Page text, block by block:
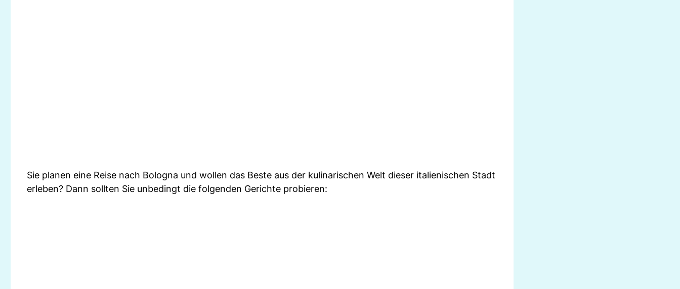
Sie planen eine Reise nach Bologna und wollen das Beste aus der kulinarischen Welt dieser italienischen Stadt
erleben? Dann sollten Sie unbedingt die folgenden Gerichte probieren: